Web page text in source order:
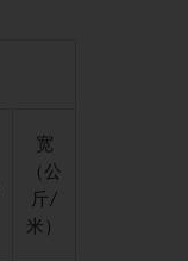
宽
（公
斤/
米）